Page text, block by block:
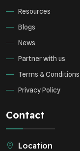
Resources
Blogs
News
Partner with us
Terms & Conditions
Privacy Policy
Contact
Location